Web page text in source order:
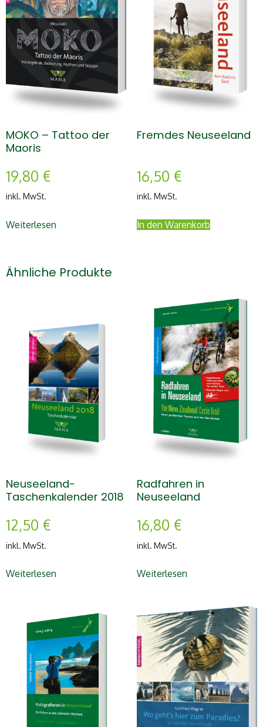
MOKO – Tattoo der
Maoris
19,80 €
inkl. MwSt.
Weiterlesen
Fremdes Neuseeland
16,50 €
inkl. MwSt.
In den Warenkorb
Ähnliche Produkte
Neuseeland-
Taschenkalender 2018
12,50 €
inkl. MwSt.
Weiterlesen
Radfahren in
Neuseeland
16,80 €
inkl. MwSt.
Weiterlesen